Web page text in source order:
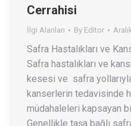
Cerrahisi
İlgi Alanları By Editor
Safra Hastalıkları ve
Safra hastalıkları ve
kesesi ve safra
kanserlerin tedavisinde
müdahaleleri kapsayan
Genellikle taşa bağlı